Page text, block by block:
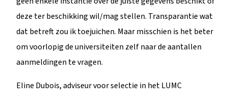
deze ter beschikking wil/mag stellen. Transparantie wat
dat betreft zou ik toejuichen. Maar misschien is het beter
om voorlopig de universiteiten zelf naar de aantallen
aanmeldingen te vragen.
Eline Dubois, adviseur voor selectie in het LUMC